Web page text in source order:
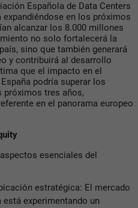
Española de Data Centers
en los próximos
alcanzar los 8.000 millones
no solo fortalecerá la
sino que también generará
y contribuirá al desarrollo
que el impacto en el
podría superar los
próximos tres años,
en el panorama europeo
esenciales del
estratégica: El mercado
está experimentando un